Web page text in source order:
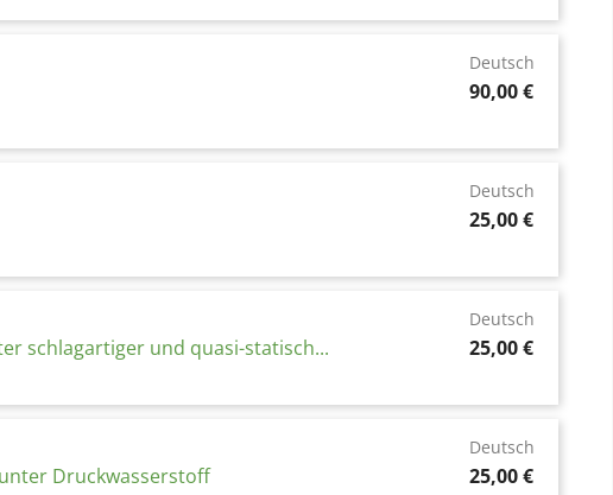
Deutsch
Preis
90,00 €
Deutsch
Preis
25,00 €
schlagartiger und quasi-statisch...
Deutsch
Preis
25,00 €
Druckwasserstoff
Deutsch
Preis
25,00 €